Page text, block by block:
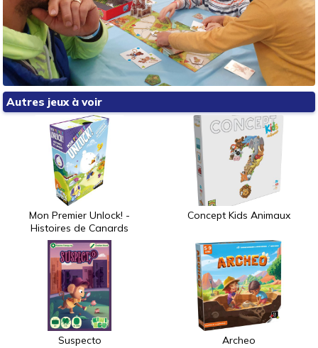
Autres jeux à voir
Mon Premier Unlock! -
Histoires de Canards
Concept Kids Animaux
Suspecto Archeo